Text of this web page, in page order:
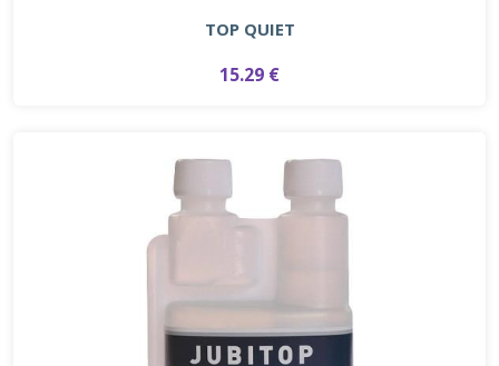
TOP QUIET
15.29 €